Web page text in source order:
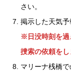
さい。
掲示した天気予
※日没時刻を過
捜索の依頼をし
マリーナ桟橋